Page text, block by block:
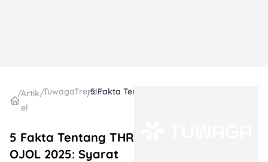
/Artik
el
/TuwagaTrending
/
5 Fakta Tentang THR
OJOL 2025: Syarat